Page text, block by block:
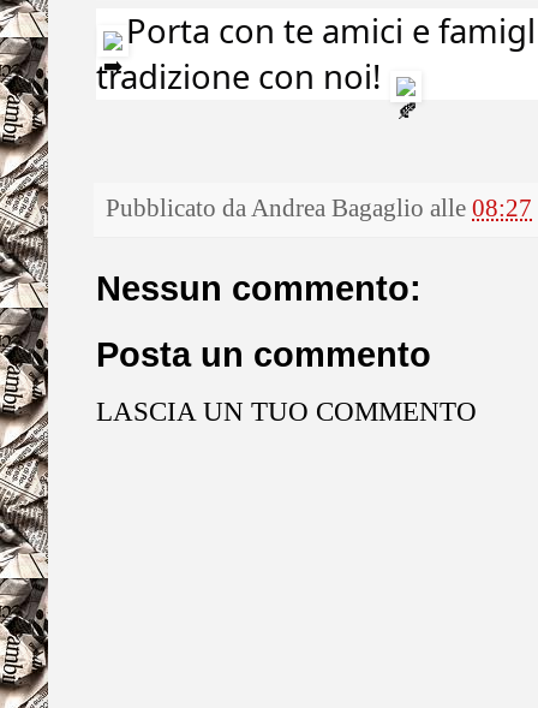
Porta con te amici e
tradizione con noi!
Pubblicato daAndrea Bagaglio alle 08:27
Nessun commento:
Posta un commento
LASCIA UN TUO COMMENTO